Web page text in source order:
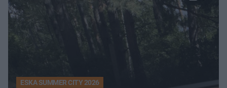
ESKA SUMMER CITY 2026